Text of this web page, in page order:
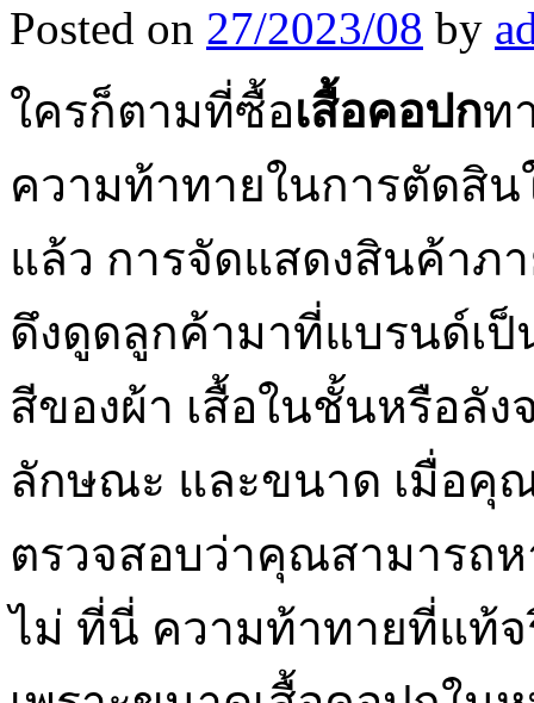
Posted on 27/2023/08 by
ใครก็ตามที่ซื้อเสื้อคอปกท
ความท้าทายในการตัดสิน
แล้ว การจัดแสดงสินค้าภ
ดึงดูดลูกค้ามาที่แบรนด์เ
สีของผ้า เสื้อในชั้นหรือลั
ลักษณะ และขนาด เมื่อคุ
ตรวจสอบว่าคุณสามารถห
ไม่ ที่นี่ ความท้าทายที่แท้